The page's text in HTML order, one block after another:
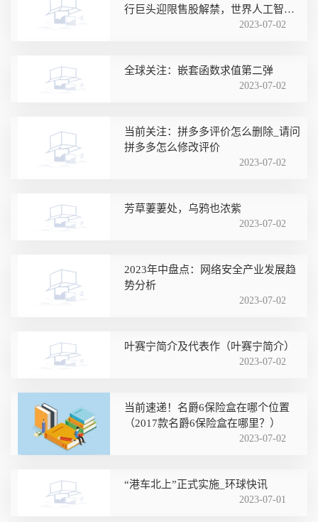
行巨头迎限售股解禁，世界人工智能
大会、华为开发者大会将召开|环球播
2023-07-02
全球关注：嵌套函数求值第二弹
2023-07-02
当前关注：拼多多评价怎么删除_请问
拼多多怎么修改评价
2023-07-02
芳草萋萋处，乌鸦也浓紫
2023-07-02
2023年中盘点：网络安全产业发展趋
势分析
2023-07-02
叶赛宁简介及代表作（叶赛宁简介）
2023-07-02
当前速递！名爵6保险盒在哪个位置
（2017款名爵6保险盒在哪里？）
2023-07-02
“港车北上”正式实施_环球快讯
2023-07-01